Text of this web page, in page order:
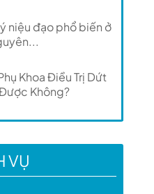
niệu đạo phổ biến ở
Khoa Điều Trị Dứt
Không?
VỤ